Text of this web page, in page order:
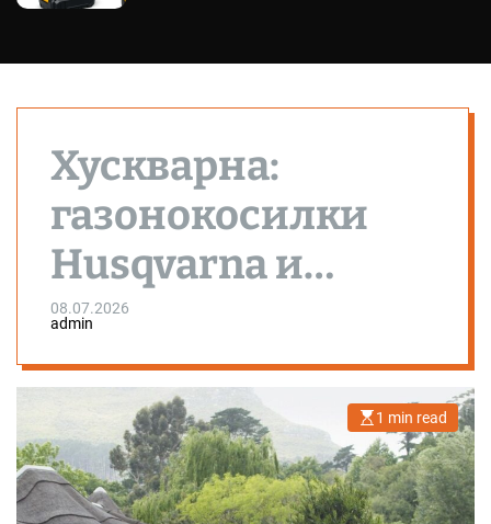
Хускварна:
газонокосилки
Husqvarna и
запчасти,
которые
покупают чаще
всего
08.07.2026
admin
E
s
t
i
m
a
t
1 min read